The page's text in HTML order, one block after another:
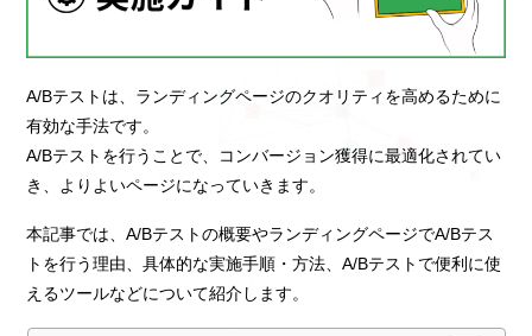
A/Bテストは、ランディングページのクオリティを高めるために
有効な手法です。
A/Bテストを行うことで、コンバージョン獲得に最適化されてい
き、よりよいページになっていきます。
本記事では、A/Bテストの概要やランディングページでA/Bテス
トを行う理由、具体的な実施手順・方法、A/Bテストで便利に使
えるツールなどについて紹介します。